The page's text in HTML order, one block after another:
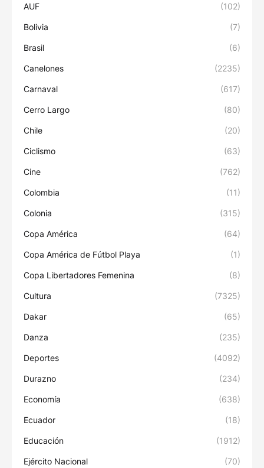
AUF (102)
Bolivia (7)
Brasil (6)
Canelones (2235)
Carnaval (617)
Cerro Largo (80)
Chile (20)
Ciclismo (63)
Cine (762)
Colombia (11)
Colonia (315)
Copa América (64)
Copa América de Fútbol Playa (1)
Copa Libertadores Femenina (8)
Cultura (7325)
Dakar (65)
Danza (235)
Deportes (4092)
Durazno (234)
Economía (638)
Ecuador (18)
Educación (1912)
Ejército Nacional (70)